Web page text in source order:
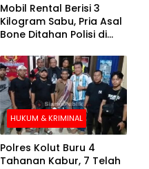
Mobil Rental Berisi 3
Kilogram Sabu, Pria Asal
Bone Ditahan Polisi di
HUKUM & KRIMINAL
Polres Kolut Buru 4
Tahanan Kabur, 7 Telah